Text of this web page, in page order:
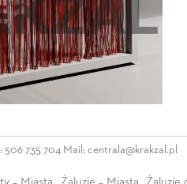
506 735 704Mail: centrala@krakzal.pl